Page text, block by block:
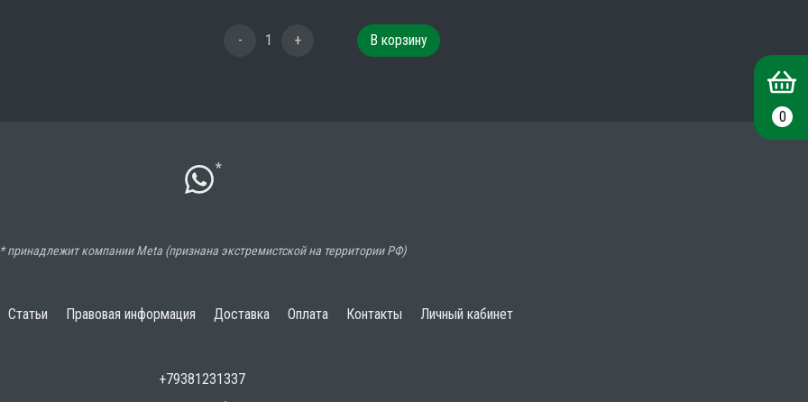
- 1 + В корзину
*
* принадлежит компании Meta (признана экстремистской на территории РФ)
Статьи Правовая информация Доставка Оплата Контакты Личный кабинет
+79381231337
0